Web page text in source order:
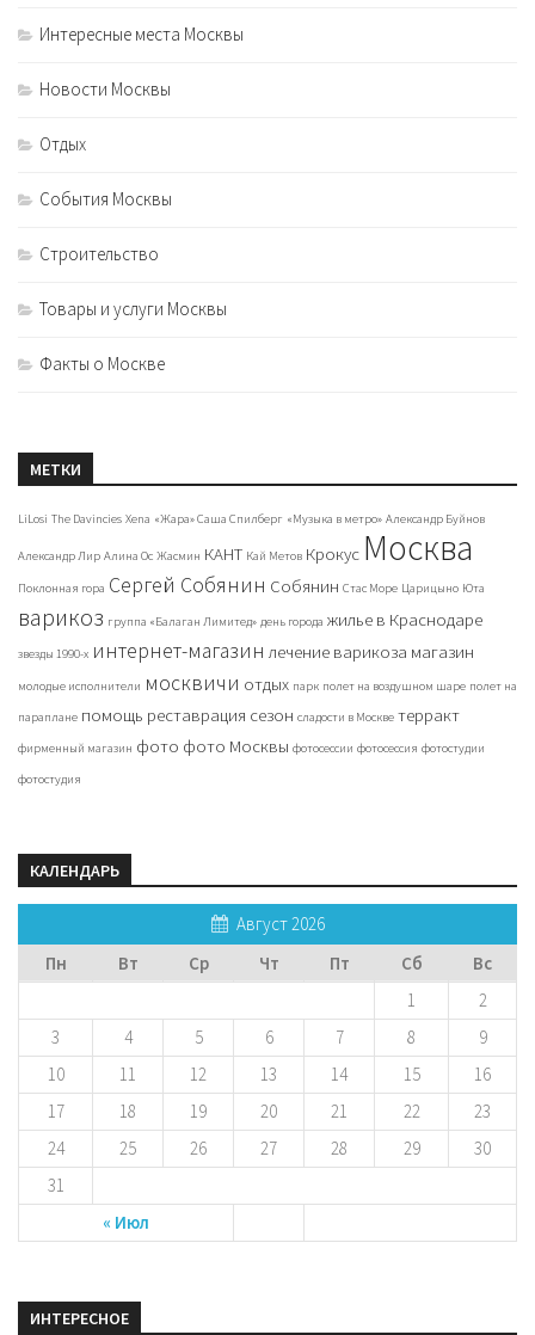
Интересные места Москвы
Новости Москвы
Отдых
События Москвы
Строительство
Товары и услуги Москвы
Факты о Москве
МЕТКИ
LiLosi The Davincies Xena «Жара» Саша Спилберг «Музыка в метро» Александр Буйнов
Александр Лир Алина Ос Жасмин КАНТ Кай Метов Крокус Москва
Поклонная гора Сергей Собянин Собянин Стас Море Царицыно Юта
варикоз группа «Балаган Лимитед» день города жилье в Краснодаре
звезды 1990-х интернет-магазин лечение варикоза магазин
молодые исполнители москвичи отдых парк полет на воздушном шаре полет на
параплане помощь реставрация сезон сладости в Москве терракт
фирменный магазин фото фото Москвы фотосессии фотосессия фотостудии
фотостудия
КАЛЕНДАРЬ
Август 2026
Пн
Вт Ср Чт Пт Сб Вс
« Июл
1
2
3
4 5 6 7 8
9
10
11 12 13 14 15
16
17
18 19 20 21 22
23
24
25 26 27 28 29
30
31
ИНТЕРЕСНОЕ